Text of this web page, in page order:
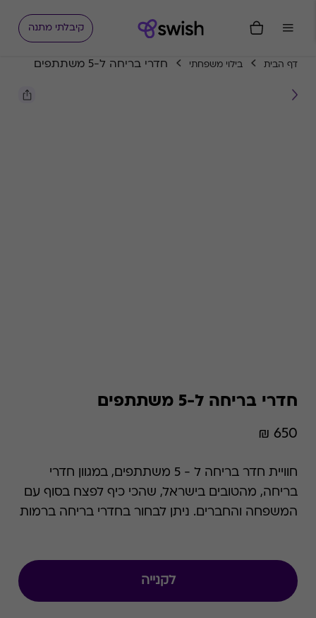
קיבלתי מתנה
דף הבית בילוי משפחתי חדרי בריחה ל-5 משתתפים
חדרי בריחה ל-5 משתתפים
650 ₪
חוויית חדר בריחה ל - 5 משתתפים, במגוון חדרי
בריחה, מהטובים בישראל, שהכי כיף לפצח בסוף עם
המשפחה והחברים. ניתן לבחור בחדרי בריחה ברמות
הולדת, ימי גיבוש, קבוצות וילדים.
לקנייה